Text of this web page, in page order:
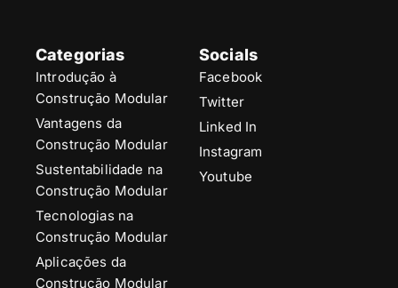
Categorias
Introdução à
Construção Modular
Vantagens da
Construção Modular
Sustentabilidade na
Construção Modular
Tecnologias na
Construção Modular
Aplicações da
Construção Modular
Socials
Facebook
Twitter
Linked In
Instagram
Youtube